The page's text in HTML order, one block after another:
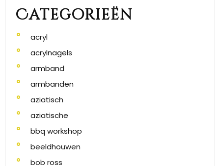
Categorieën
acryl
acrylnagels
armband
armbanden
aziatisch
aziatische
bbq workshop
beeldhouwen
bob ross